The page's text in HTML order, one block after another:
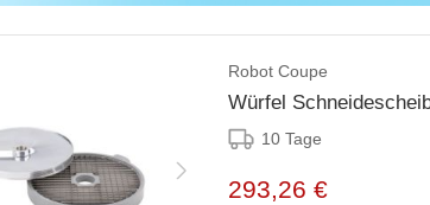
Robot Coupe
Würfel
10 Tage
293,26 €